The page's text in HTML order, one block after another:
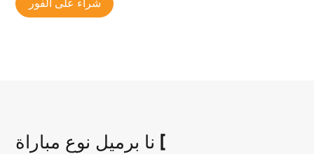
شراء على الفور
نا برميل نوع مباراة [